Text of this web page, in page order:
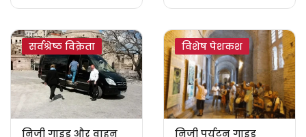
सर्वश्रेष्ठ विक्रेता
निजी गाइड और वाहन
विशेष पेशकश
निजी पर्यटन गाइड